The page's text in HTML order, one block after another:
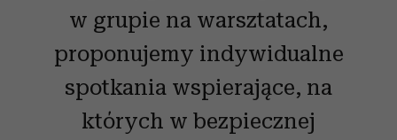
w grupie na warsztatach,
proponujemy indywidualne
spotkania wspierające, na
których w bezpiecznej